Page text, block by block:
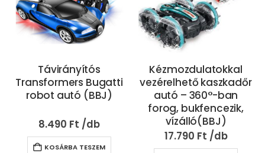
Távirányítós
Transformers Bugatti
robot autó (BBJ)
8.490 Ft
KOSÁRBA TESZEM
Kézmozdulatokkal
vezérelhető kaszkadőr
autó – 360°-ban
forog, bukfencezik,
vízálló(BBJ)
17.790 Ft